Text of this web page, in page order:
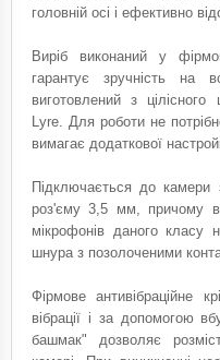
головній осі і ефективно
Виріб виконаний у
гарантує зручність на
виготовлений з цілісного
Lyre. Для роботи не
вимагає додаткової
Підключається до камери
роз'єму 3,5 мм, причому
мікрофонів даного класу
шнура з позолоченими
Фірмове антивібраційне
вібрації і за допомогою
башмак" дозволяє